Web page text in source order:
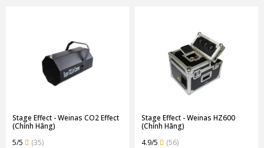
Stage Effect - Weinas CO2 Effect
(Chính Hãng)
5/5
(35)
Stage Effect - Weinas HZ600
(Chính Hãng)
4.9/5
(56)